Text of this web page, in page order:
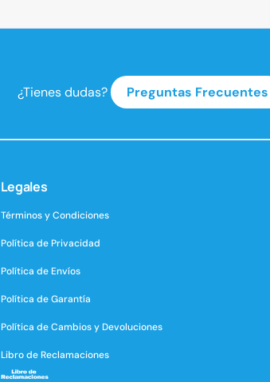
Sin Límites
¿Tienes dudas? Preguntas Frecuentes
Legales
Términos y Condiciones
Política de Privacidad
Política de Envíos
Política de Garantía
Política de Cambios y Devoluciones
Libro de Reclamaciones